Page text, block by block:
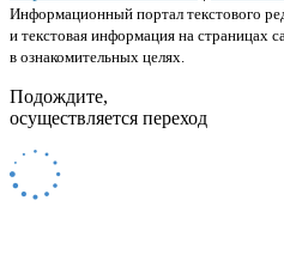
Информационный портал текстового
и текстовая информация на страницах
в ознакомительных целях.
Подождите,
осуществляется переход